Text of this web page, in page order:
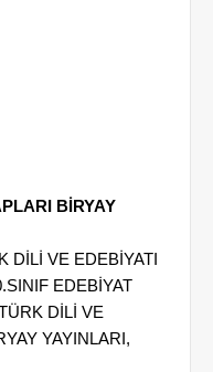
BİRYAY
DİLİ VE EDEBİYATI
EDEBİYAT
DİLİ VE
YAYINLARI,